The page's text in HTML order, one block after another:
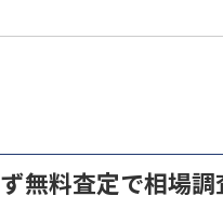
無料査定で相場調